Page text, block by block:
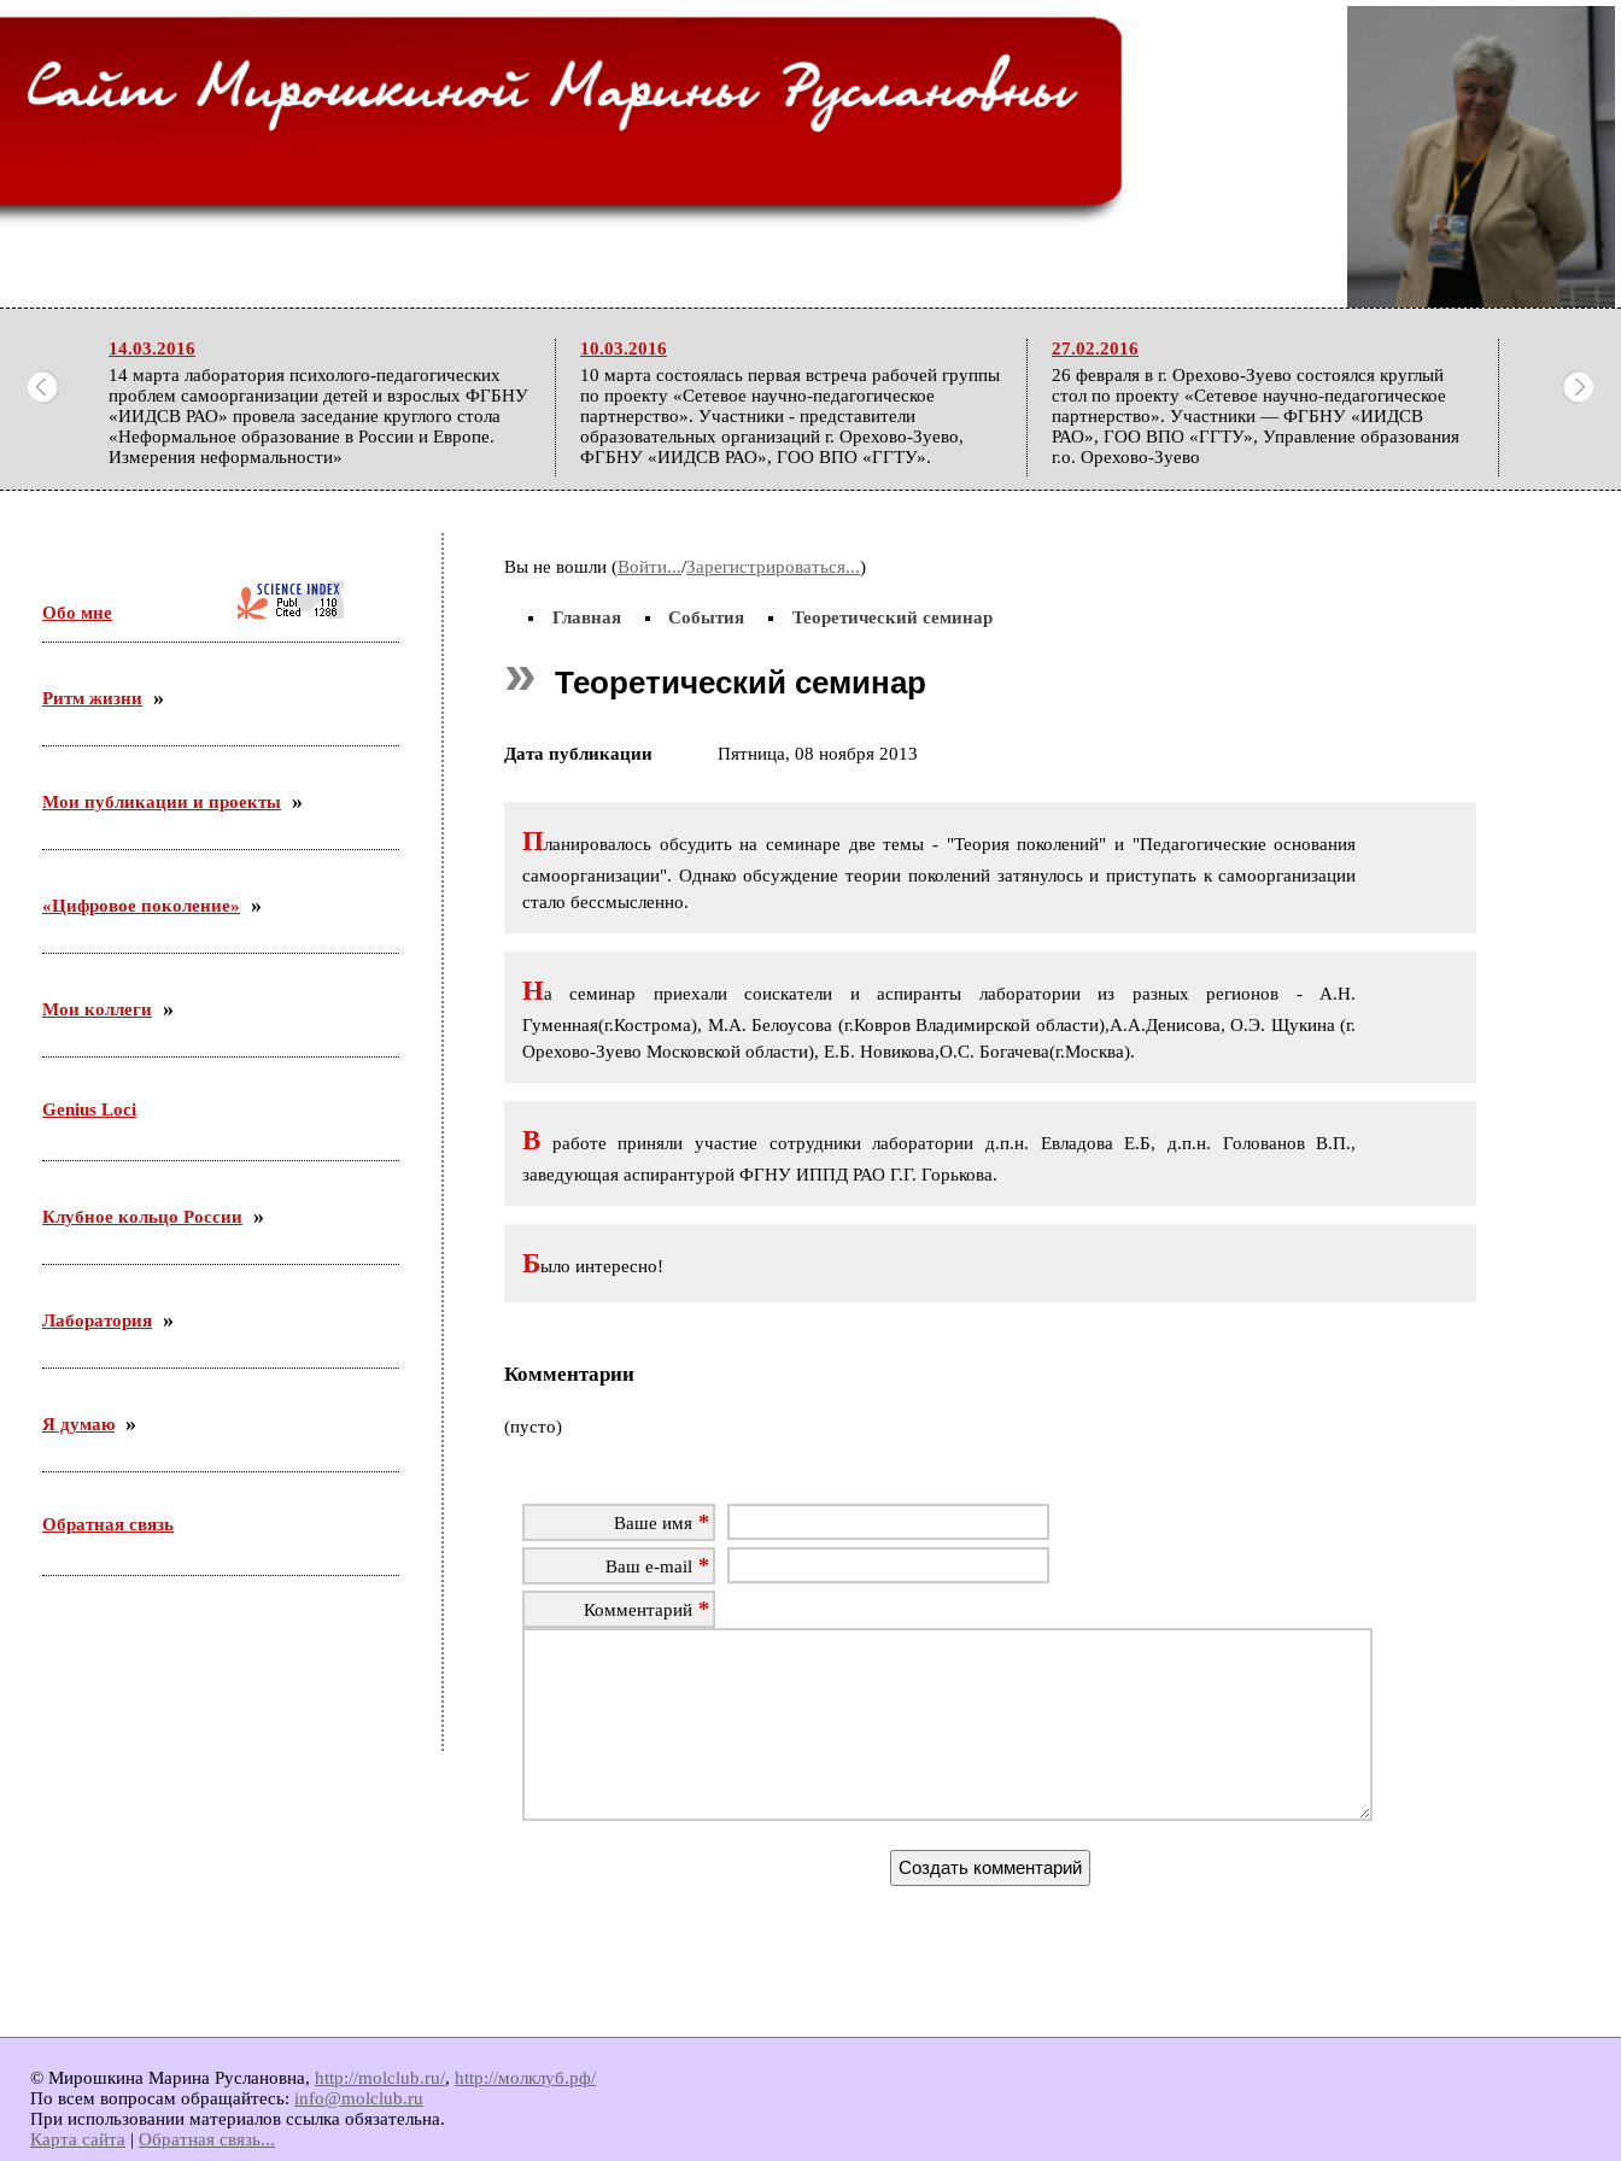
14.03.2016
14 марта лаборатория психолого-педагогических
проблем самоорганизации детей и взрослых ФГБНУ
«ИИДСВ РАО» провела заседание круглого стола
«Неформальное образование в России и Европе.
Измерения неформальности»
10.03.2016
10 марта состоялась первая встреча рабочей группы
по проекту «Сетевое научно-педагогическое
партнерство». Участники - представители
образовательных организаций г. Орехово-Зуево,
ФГБНУ «ИИДСВ РАО», ГОО ВПО «ГГТУ».
27.02.2016
26 февраля в г. Орехово-Зуево состоялся круглый
стол по проекту «Сетевое научно-педагогическое
партнерство». Участники — ФГБНУ «ИИДСВ
РАО», ГОО ВПО «ГГТУ», Управление образования
г.о. Орехово-Зуево
Идет активная подготовка организационной встречи
по проекту «Сетевое научно-педагогическое
партнерство». Участники — ФГБНУ «ИИДСВ
РАО», ГОО ВПО «ГГТУ», Управление образования
г.о. Орехово-Зуево.
корчаковском сборе: от практики к моделям
с сообщением «Советские педагоги и несоветские
03.12.2015
С 26 ноября по 3 декабря участвовала в российско-
образования «Хаус-ам-Майберг» (г.Хаппенхайм,
Всероссийской научно-практической конференции
личности» (г. Чита).
Обо мне
Ритм жизни
Мои публикации и проекты
«Цифровое поколение»
Мои коллеги
Genius Loci
Клубное кольцо России
Лаборатория
Я думаю
Обратная связь
Вы не вошли (Войти.../Зарегистрироваться...)
Главная События Теоретический семинар
Теоретический семинар
Дата публикации Пятница, 08 ноября 2013
Планировалось обсудить на семинаре две темы - "Теория поколений" и "Педагогические основания
самоорганизации". Однако обсуждение теории поколений затянулось и приступать к самоорганизации
стало бессмысленно.
На семинар приехали соискатели и аспиранты лаборатории из разных регионов - А.Н.
Гуменная(г.Кострома), М.А. Белоусова (г.Ковров Владимирской области),А.А.Денисова, О.Э. Щукина (г.
Орехово-Зуево Московской области), Е.Б. Новикова,О.С. Богачева(г.Москва).
В работе приняли участие сотрудники лаборатории д.п.н. Евладова Е.Б, д.п.н. Голованов В.П.,
заведующая аспирантурой ФГНУ ИППД РАО Г.Г. Горькова.
Было интересно!
Комментарии
(пусто)
Ваше имя
Ваш e-mail
Комментарий
© Мирошкина Марина Руслановна, http://molclub.ru/, http://молклуб.рф/
По всем вопросам обращайтесь: info@molclub.ru
При использовании материалов ссылка обязательна.
Карта сайта | Обратная связь...